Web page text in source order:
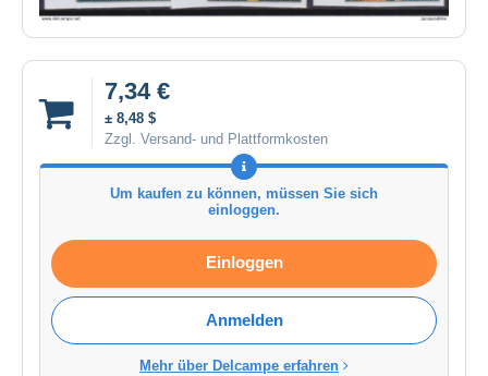
7,34 €
± 8,48 $
Zzgl. Versand- und Plattformkosten
Um kaufen zu können, müssen Sie sich
einloggen.
Einloggen
Anmelden
Mehr über Delcampe erfahren